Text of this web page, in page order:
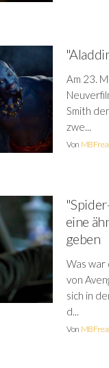
Am 23.
Smith
zwe...
Von
eine
geben
Was war
von
sich in
d...
Von